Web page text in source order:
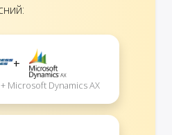
+
Microsoft Dynamics AX